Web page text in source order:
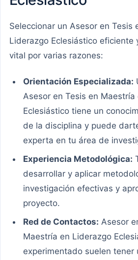
Seleccionar un Asesor en Tesis
Liderazgo Eclesiástico eficiente
vital por varias razones:
Orientación Especializada:
Asesor en Tesis en
Eclesiástico tiene un
de la disciplina y puede
experta en tu área de
Experiencia Metodológica:
desarrollar y aplicar
investigación efectivas y
proyecto.
Red de Contactos: Asesor
Maestría en Liderazgo
experimentado suelen tener